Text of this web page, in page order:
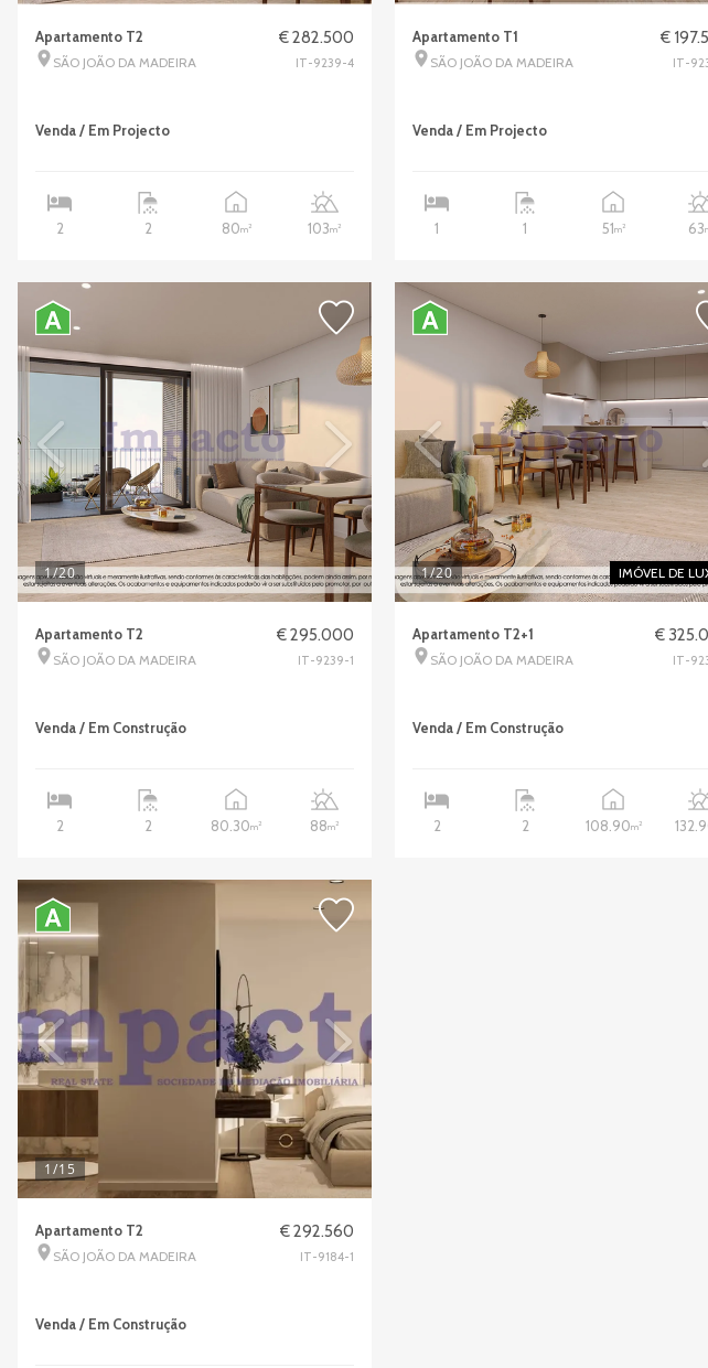
Apartamento T2
SÃO JOÃO DA MADEIRA
€ 282.500
IT-9239-4
Venda / Em Projecto
2 2 80m2 103m2
Apartamento T1
SÃO JOÃO DA MADEIRA
€
IT-
Venda / Em Projecto
1 1 51m2 63
1/20
Apartamento T2
SÃO JOÃO DA MADEIRA
€ 295.000
IT-9239-1
Venda / Em Construção
2 2 80.30m2 88m2
1/20 IMÓVEL DE
Apartamento T2+1
SÃO JOÃO DA MADEIRA
€
IT-
Venda / Em Construção
2 2 108.90m2
1/15
Apartamento T2
SÃO JOÃO DA MADEIRA
€ 292.560
IT-9184-1
Venda / Em Construção